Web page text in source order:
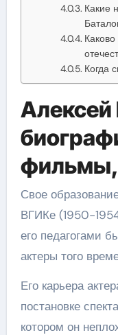
Какие
Когда
фильмы,
Свое
ВГИКе (1950-
его педагогами
актеры того
Его карьера
постановке
котором он